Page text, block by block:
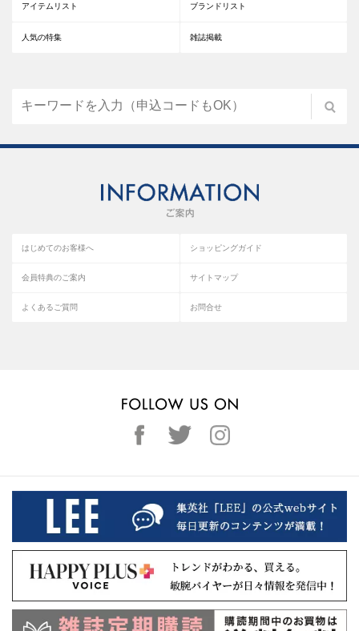
アイテムリスト ブランドリスト
人気の特集 雑誌掲載
はじめてのお客様へ ショッピングガイド
会員特典のご案内 サイトマップ
よくあるご質問 お問合せ